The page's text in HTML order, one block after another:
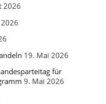
2026
19. Mai 2026
für
9. Mai 2026